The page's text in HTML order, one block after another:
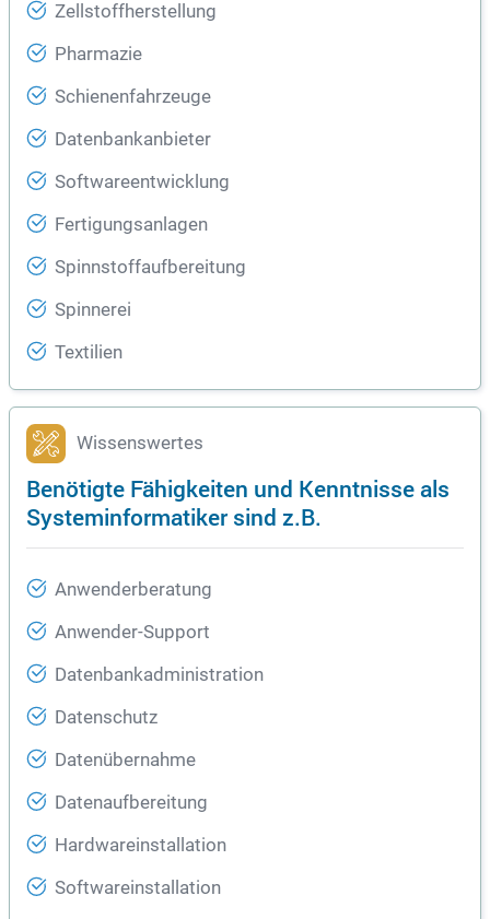
Zellstoffherstellung
Pharmazie
Schienenfahrzeuge
Datenbankanbieter
Softwareentwicklung
Fertigungsanlagen
Spinnstoffaufbereitung
Spinnerei
Textilien
Wissenswertes
Benötigte Fähigkeiten und Kenntnisse als
Systeminformatiker sind z.B.
Anwenderberatung
Anwender-Support
Datenbankadministration
Datenschutz
Datenübernahme
Datenaufbereitung
Hardwareinstallation
Softwareinstallation